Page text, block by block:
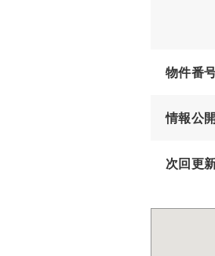
物件番
情報公
次回更